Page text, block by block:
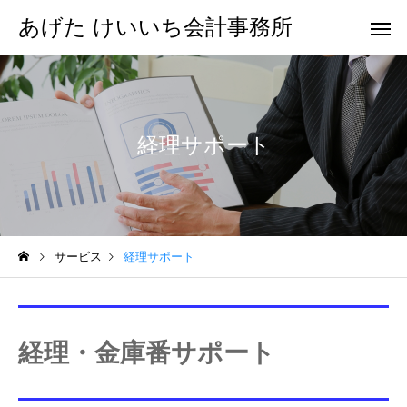
あげた けいいち会計事務所
経理サポート
サービス 経理サポート
経理・金庫番サポート